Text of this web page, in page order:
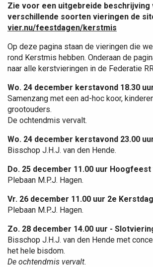
Zie voor een uitgebreide beschrijving
verschillende soorten vieringen de
vier.nu/feestdagen/kerstmis
Op deze pagina staan de vieringen die
rond Kerstmis hebben. Onderaan de
naar alle kerstvieringen in de Federatie
Wo. 24 december kerstavond 18.30
Samenzang met een ad-hoc koor,
grootouders.
De ochtendmis vervalt.
Wo. 24 december kerstavond 23.00
Bisschop J.H.J. van den Hende.
Do. 25 december 11.00 uur
Plebaan M.P.J. Hagen.
Vr. 26 december 11.00 uur 2e
Plebaan M.P.J. Hagen.
Zo. 28 december 14.00 uur -
Bisschop J.H.J. van den Hende met
het hele bisdom.
De ochtendmis vervalt.